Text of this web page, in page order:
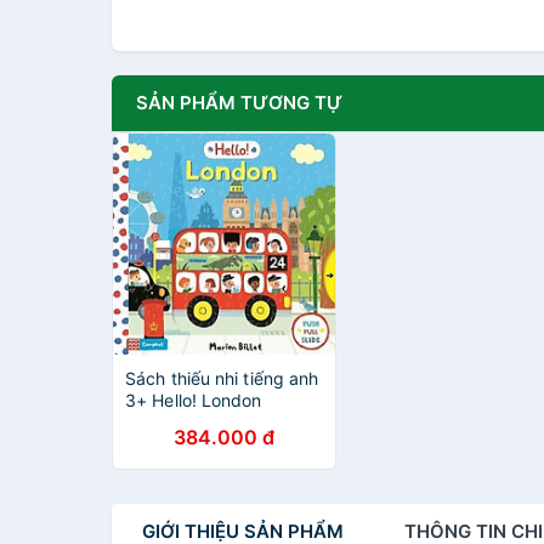
SẢN PHẨM TƯƠNG TỰ
Sách thiếu nhi tiếng anh
3+ Hello! London
384.000 đ
GIỚI THIỆU SẢN PHẨM THÔNG TIN